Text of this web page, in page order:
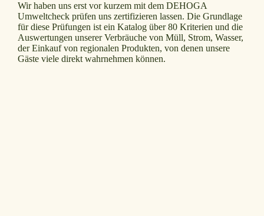
Wir haben uns erst vor kurzem mit dem DEHOGA
Umweltcheck prüfen uns zertifizieren lassen. Die Grundlage
für diese Prüfungen ist ein Katalog über 80 Kriterien und die
Auswertungen unserer Verbräuche von Müll, Strom, Wasser,
der Einkauf von regionalen Produkten, von denen unsere
Gäste viele direkt wahrnehmen können.